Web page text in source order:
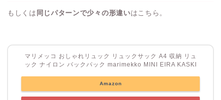
もしくは 同じパターンで少々の形違いはこちら。
マリメッコ おしゃれリュック リュックサック A4 収納 リュ
ック ナイロン バックパック marimekko MINI EIRA KASKI
Amazon